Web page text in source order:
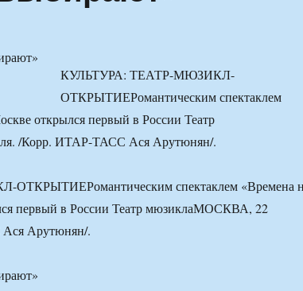
КУЛЬТУРА: ТЕАТР-МЮЗИКЛ-
ОТКРЫТИЕРомантическим спектаклем
открылся первый в России Театр
/Корр. ИТАР-ТАСС Ася Арутюнян/.
спектаклем «Времена
первый в России Театр мюзиклаМОСКВА, 22
Арутюнян/.